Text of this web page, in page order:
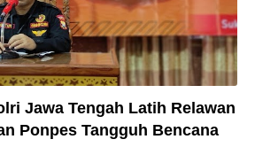
Jawa Tengah Latih Relawan
Ponpes Tangguh Bencana